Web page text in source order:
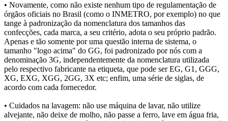
• Novamente, como não existe nenhum tipo de regulamentação de
órgãos oficiais no Brasil (como o INMETRO, por exemplo) no que
tange à padronização da nomenclatura dos tamanhos das
confecções, cada marca, a seu critério, adota o seu próprio padrão.
Apenas e tão somente por uma questão interna de sistema, o
tamanho "logo acima" do GG, foi padronizado por nós com a
denominação 3G, independentemente da nomenclatura utilizada
pelo respectivo fabricante na etiqueta, que pode ser EG, G1, GGG,
XG, EXG, XGG, 2GG, 3X etc; enfim, uma série de siglas, de
acordo com cada fornecedor.
• Cuidados na lavagem: não use máquina de lavar, não utilize
alvejante, não deixe de molho, não passe a ferro, lave em água fria,